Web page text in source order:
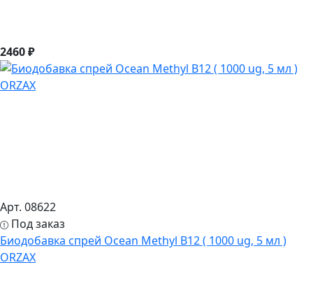
2460 ₽
Арт. 08622
Под заказ
Биодобавка спрей Ocean Methyl B12 ( 1000 ug, 5 мл )
ORZAX